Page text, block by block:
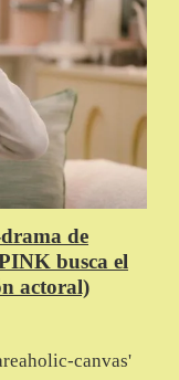
de
busca el
actoral)
canvas'